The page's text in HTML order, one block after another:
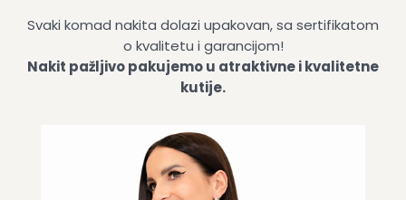
Svaki komad nakita dolazi upakovan, sa sertifikatom
o kvalitetu i garancijom!
Nakit pažljivo pakujemo u atraktivne i kvalitetne
kutije.